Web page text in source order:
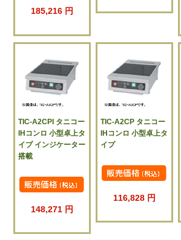
185,216 円
TIC-A2CPI タニコー
IHコンロ 小型卓上タ
イプ インジケーター
搭載
148,271 円
TIC-A2CP タニコー
IHコンロ 小型卓上タ
イプ
116,828 円